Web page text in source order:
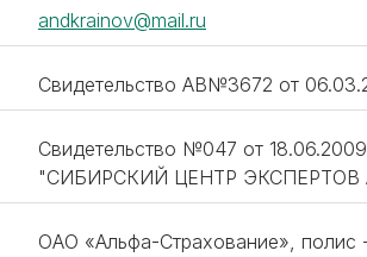
andkrainov@mail.ru
Свидетельство АВ№3672 от
Свидетельство №047 от
"СИБИРСКИЙ ЦЕНТР
ОАО «Альфа-Страхование»,